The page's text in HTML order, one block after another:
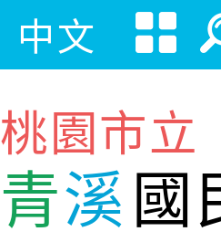
中文
桃園市立
青溪 國